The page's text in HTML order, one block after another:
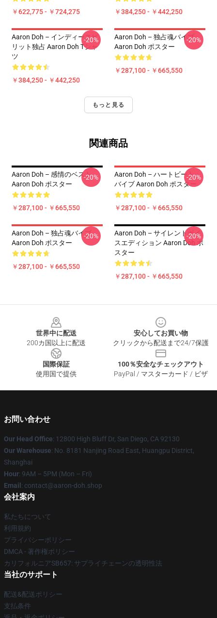
￥622,775 - ￥724,275 ￥384,250 - ￥442,250
Aaron Doh – インディースピ
リット独占 Aaron Doh Tシャ
ツ
￥384,250 - ￥442,250
-20%
Aaron Doh – 独占魂バイブ
Aaron Doh ポスター
￥287,100 - ￥665,550
-20%
もっと見る
関連商品
Aaron Doh – 感情のベスト
Aaron Doh ポスター
￥287,100 - ￥665,550
-20%
Aaron Doh – ハートビート・
バイブ Aaron Doh ポスター
￥287,100 - ￥665,550
-20%
Aaron Doh – 独占魂バイブ
Aaron Doh ポスター
￥287,100 - ￥665,550
-20%
Aaron Doh – サイレントボイ
スエディション Aaron Doh ポ
スター
￥287,100 - ￥665,550
-20%
世界中に配送
200カ国以上に配送
安心してお買い物
クリックから配送まで24/7保護
国際保証
使用国で提供
100％安全なチェックアウト
PayPal / マスターカード / ビザ
お問い合わせ
Our Head Office: 12800 High Bluff Dr, San Diego, CA 92130
Our Warehouse: No. 8181 Nanjing Road East, Huangpu District,
Shanghai
Hour: 9AM – 5PM (Mon – Fri)
Email : contact@aaron-doh.shop
会社案内
私たちについて
利用規約
プライバシーポリシー
DMCA - 著作権ポリシー
カリフォルニアSB657: サプライチェーンの透明性法
当社のサポート
配送&配送ポリシー
支払条件